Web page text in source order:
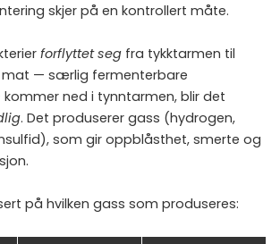
skjer på en kontrollert måte.
forflyttet seg fra tykktarmen til
mat — særlig fermenterbare
ned i tynntarmen, blir det
. Det produserer gass (hydrogen,
som gir oppblåsthet, smerte og
på hvilken gass som produseres: